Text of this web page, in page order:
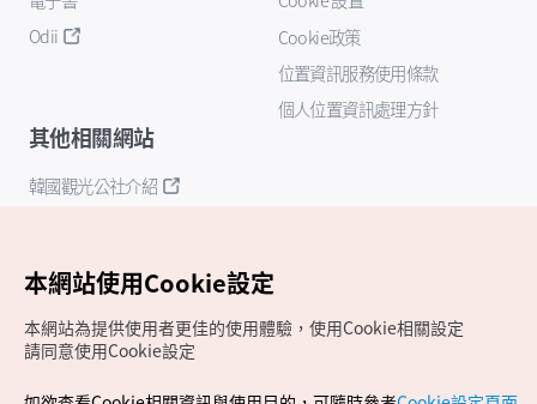
Odii
Cookie政策
位置資訊服務使用條款
個人位置資訊處理方針
其他相關網站
韓國觀光公社介紹
本網站使用Cookie設定
本網站為提供使用者更佳的使用體驗，使用Cookie相關設定
請同意使用Cookie設定